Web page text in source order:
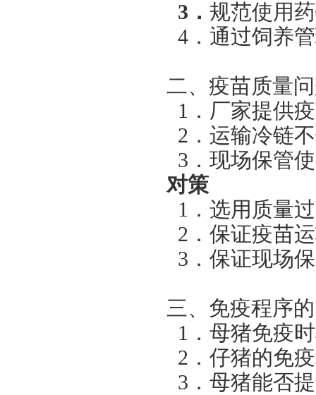
3 ． 规范使用
4 ．通过饲养
二、疫苗质量
1 ．厂家提供
2 ．运输冷链
3 ．现场保管
对策
1 ．选用质量
2 ．保证疫苗
3 ．保证现场
三、免疫程序
1 ．母猪免疫
2 ．仔猪的免
3 ．母猪能否